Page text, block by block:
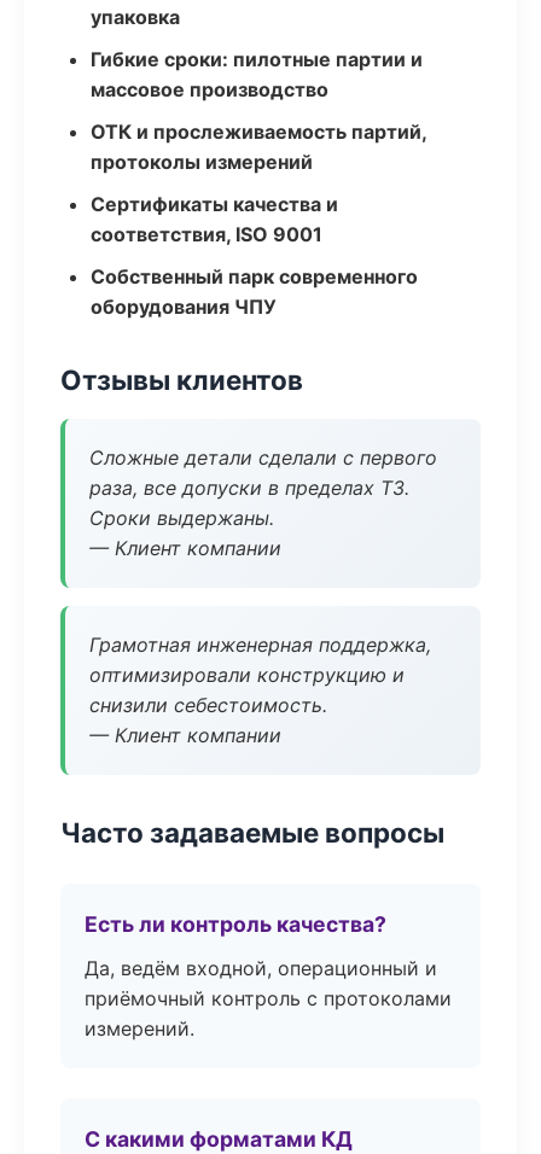
упаковка
Гибкие сроки: пилотные партии и
массовое производство
ОТК и прослеживаемость партий,
протоколы измерений
Сертификаты качества и
соответствия, ISO 9001
Собственный парк современного
оборудования ЧПУ
Отзывы клиентов
Сложные детали сделали с первого
раза, все допуски в пределах ТЗ.
Сроки выдержаны.
— Клиент компании
Грамотная инженерная поддержка,
оптимизировали конструкцию и
снизили себестоимость.
— Клиент компании
Часто задаваемые вопросы
Есть ли контроль качества?
Да, ведём входной, операционный и
приёмочный контроль с протоколами
измерений.
С какими форматами КД